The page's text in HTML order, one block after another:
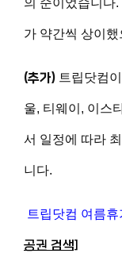
가 약간씩 상이
(추가) 트립닷컴
울, 티웨이, 이스
서 일정에 따라
니다.
트립닷컴 여름
공권 검색]